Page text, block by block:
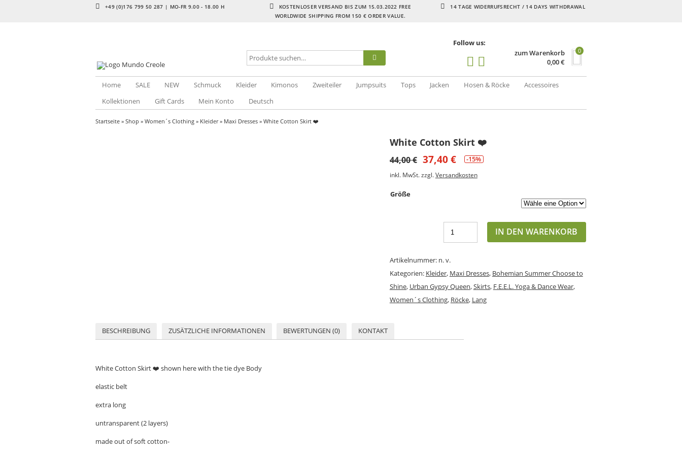
+49 (0)176 799 50 287 | MO-FR 9.00 - 18.00 H
KOSTENLOSER VERSAND BIS ZUM 15.03.2022 FREE
WORLDWIDE SHIPPING FROM 150 € ORDER VALUE.
14 TAGE WIDERRUFSRECHT / 14 DAYS WITHDRAWAL
Follow us:
zum Warenkorb
0,00€
0
Home SALE NEW Schmuck Kleider Kimonos Zweiteiler Jumpsuits Tops Jacken Hosen & Röcke
Accessoires
Kollektionen
Gift Cards Mein Konto Deutsch
Startseite » Shop » Women´s Clothing » Kleider» Maxi Dresses » White Cotton Skirt ❤️
White Cotton Skirt ❤️
44,00€ 37,40 € -15%
inkl. MwSt. zzgl. Versandkosten
Größe
IN DEN WARENKORB
Artikelnummer: n. v.
Kategorien: Kleider, Maxi Dresses, Bohemian Summer Choose to
Shine, Urban Gypsy Queen,Skirts, F.E.E.L. Yoga & Dance Wear,
Women´s Clothing, Röcke, Lang
BESCHREIBUNG ZUSÄTZLICHE INFORMATIONEN BEWERTUNGEN (0) KONTAKT
White Cotton Skirt ❤️ shown here with the tie dye Body
elastic belt
extra long
untransparent (2 layers)
made out of soft cotton-